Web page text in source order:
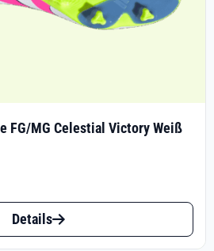
FG/MG Celestial Victory Weiß
Details